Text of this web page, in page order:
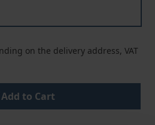
on the delivery address, VAT
Add to Cart